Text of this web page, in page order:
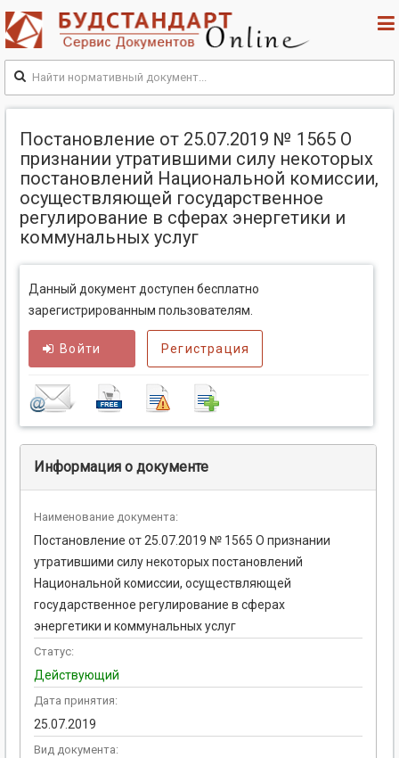
Постановление от 25.07.2019 № 1565 О
признании утратившими силу некоторых
постановлений Национальной комиссии,
осуществляющей государственное
регулирование в сферах энергетики и
коммунальных услуг
Данный документ доступен бесплатно
зарегистрированным пользователям.
Войти Регистрация
Информация о документе
Наименование документа:
Постановление от 25.07.2019 № 1565 О признании
утратившими силу некоторых постановлений
Национальной комиссии, осуществляющей
государственное регулирование в сферах
энергетики и коммунальных услуг
Статус:
Действующий
Дата принятия:
25.07.2019
Вид документа: